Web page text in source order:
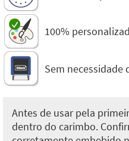
100%
Sem necessidade
Antes de usar pela
dentro do carimbo.